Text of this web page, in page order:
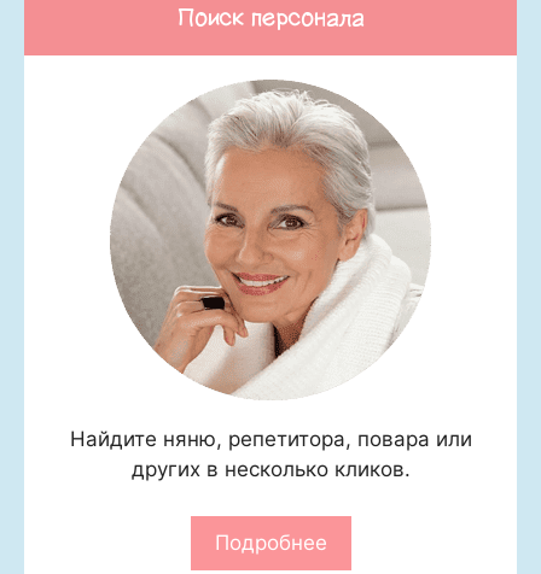
Поиск персонала
Найдите няню, репетитора, повара или
других в несколько кликов.
Подробнее